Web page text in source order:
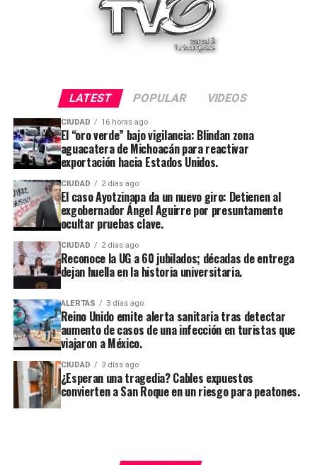
LATEST POPULAR VIDEOS
CIUDAD 16 horas ago
El “oro verde” bajo vigilancia: Blindan zona
aguacatera de Michoacán para reactivar
exportación hacia Estados Unidos.
CIUDAD 2 días ago
El caso Ayotzinapa da un nuevo giro: Detienen al
exgobernador Ángel Aguirre por presuntamente
ocultar pruebas clave.
CIUDAD 2 días ago
Reconoce la UG a 60 jubilados; décadas de entrega
dejan huella en la historia universitaria.
ALERTAS 3 días ago
Reino Unido emite alerta sanitaria tras detectar
aumento de casos de una infección en turistas que
viajaron a México.
CIUDAD 3 días ago
¿Esperan una tragedia? Cables expuestos
convierten a San Roque en un riesgo para peatones.